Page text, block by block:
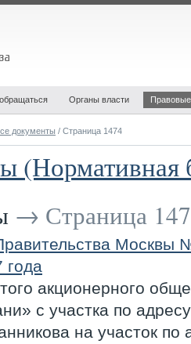
Органы власти
документы / Страница 1474
(Нормативная
→ Страница
Москвы
года
акционерного
с участка по
на участок по